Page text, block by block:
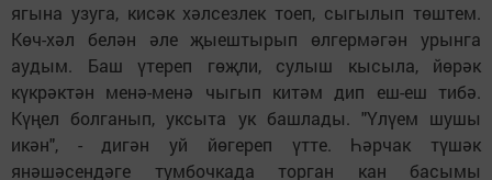
ягына узуга, кисәк хәлсезлек тоеп, сыгылып төштем.
Көч-хәл белән әле җыештырып өлгермәгән урынга
аудым. Баш үтереп гөҗли, сулыш кысыла, йөрәк
күкрәктән менә-менә чыгып китәм дип еш-еш тибә.
Күңел болганып, уксыта ук башлады. "Үлүем шушы
икән", - дигән уй йөгереп үтте. Һәрчак түшәк
янәшәсендәге тумбочкада торган кан басымы